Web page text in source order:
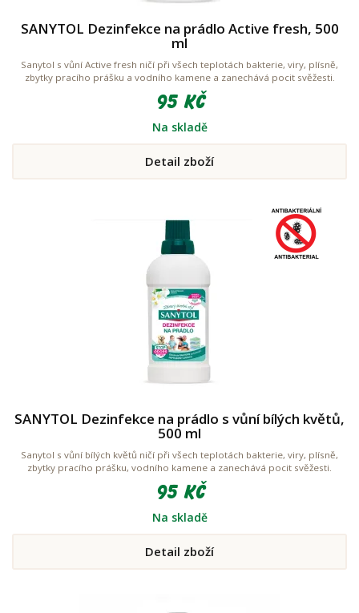
SANYTOL Dezinfekce na prádlo Active fresh, 500
ml
Sanytol s vůní Active fresh ničí při všech teplotách bakterie, viry, plísně,
zbytky pracího prášku a vodního kamene a zanechává pocit svěžesti.
95 Kč
Na skladě
Detail zboží
SANYTOL Dezinfekce na prádlo s vůní bílých květů,
500 ml
Sanytol s vůní bílých květů ničí při všech teplotách bakterie, viry, plísně,
zbytky pracího prášku, vodního kamene a zanechává pocit svěžesti.
95 Kč
Na skladě
Detail zboží